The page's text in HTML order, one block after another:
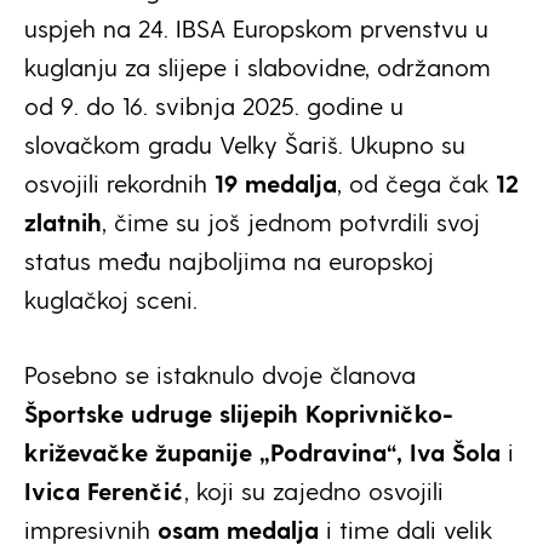
uspjeh na 24. IBSA Europskom prvenstvu u
kuglanju za slijepe i slabovidne, održanom
od 9. do 16. svibnja 2025. godine u
slovačkom gradu Velky Šariš. Ukupno su
osvojili rekordnih 19 medalja , od čega čak 12
zlatnih , čime su još jednom potvrdili svoj
status među najboljima na europskoj
kuglačkoj sceni.
Posebno se istaknulo dvoje članova
Športske udruge slijepih Koprivničko-
križevačke županije „Podravina“, Iva Šola i
Ivica Ferenčić , koji su zajedno osvojili
impresivnih osam medalja i time dali velik